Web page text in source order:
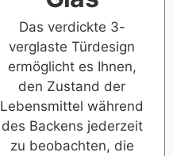
Das verdickte 3-
verglaste Türdesign
ermöglicht es Ihnen,
den Zustand der
Lebensmittel während
des Backens jederzeit
zu beobachten, die